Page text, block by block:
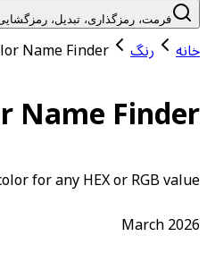
فرمت، رمزگذاری، تبدیل،
خانه رنگ Name Finder
Name Finder
for any HEX or RGB value
March 2026